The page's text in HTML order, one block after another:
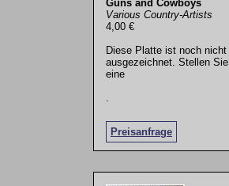
Guns and Cowboys
Various Country-Artists
4,00 €
Diese Platte ist noch nicht
ausgezeichnet. Stellen Sie
eine
Preisanfrage